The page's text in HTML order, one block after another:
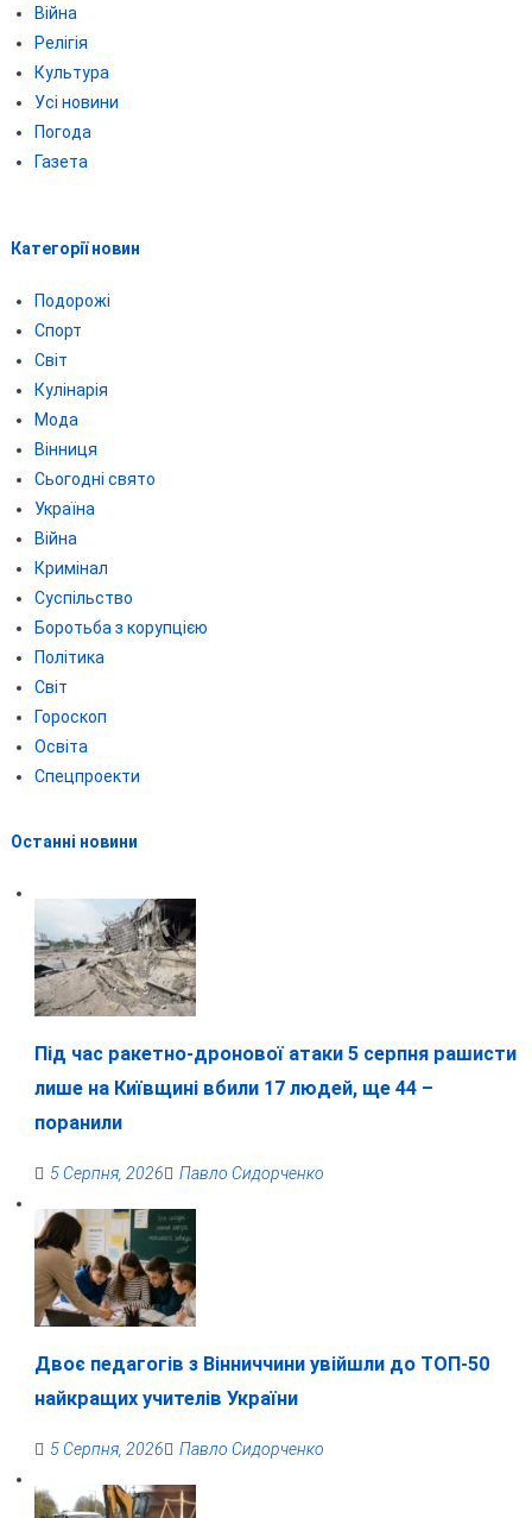
Війна
Релігія
Культура
Усі новини
Погода
Газета
Категорії новин
Подорожі
Спорт
Світ
Кулінарія
Мода
Вінниця
Сьогодні свято
Україна
Війна
Кримінал
Суспільство
Боротьба з корупцією
Політика
Світ
Гороскоп
Освіта
Спецпроекти
Останні новини
Під час ракетно-дронової атаки 5 серпня рашисти
лише на Київщині вбили 17 людей, ще 44 –
поранили
5 Серпня, 2026 Павло Сидорченко
Двоє педагогів з Вінниччини увійшли до ТОП-50
найкращих учителів України
5 Серпня, 2026 Павло Сидорченко